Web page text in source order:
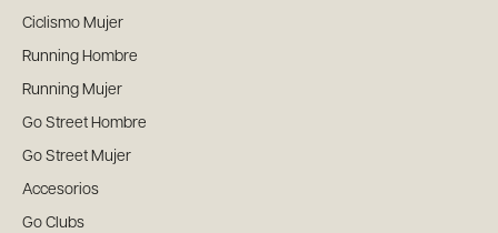
Ciclismo Mujer
Running Hombre
Running Mujer
Go Street Hombre
Go Street Mujer
Accesorios
Go Clubs